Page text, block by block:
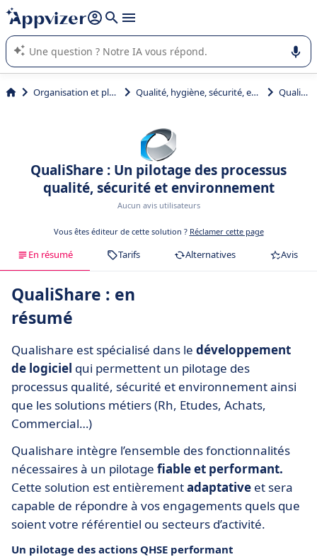
répondre (plusieurs lignes avec
L'IA de Appvizer vous guide dans l'utilisation ou la sélection de
logiciel SaaS en entreprise.
Organisation et planification Qualité, hygiène, sécurité, environnement (QHSE) QualiShare
QualiShare : Un pilotage des processus
qualité, sécurité et environnement
Aucun avis utilisateurs
Vous êtes éditeur de cette solution ? Réclamer cette page
En résumé Tarifs Alternatives Avis
QualiShare : en
résumé
Qualishare est spécialisé dans le développement
de logiciel qui permettent un pilotage des
processus qualité, sécurité et environnement ainsi
que les solutions métiers (Rh, Etudes, Achats,
Commercial…)
Qualishare intègre l’ensemble des fonctionnalités
nécessaires à un pilotage fiable et performant.
Cette solution est entièrementadaptative et sera
capable de répondre à vos engagements quels que
soient votre référentiel ou secteurs d’activité.
Un pilotage des actions QHSE performant